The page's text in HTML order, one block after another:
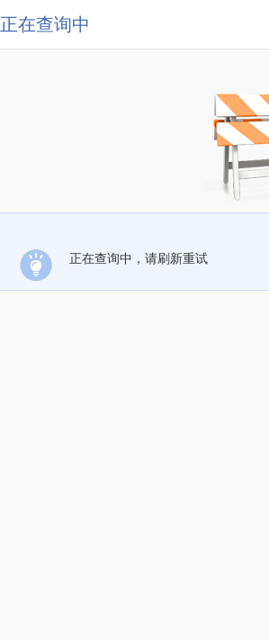
正在查询中
正在查询中，请刷新重试